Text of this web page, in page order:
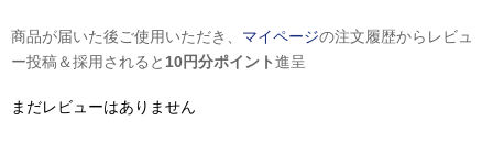
商品が届いた後ご使用いただき、 マイページの注文履歴からレビュ
ー投稿＆採用されると 10円分ポイント進呈
まだレビューはありません